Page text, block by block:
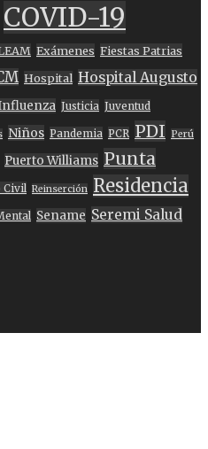
COVID-19
Exámenes Fiestas Patrias
Hospital Hospital Augusto
Justicia Juventud
Niños Pandemia PCR PDI Perú
Puerto Williams Punta
Civil Reinserción Residencia
Sename Seremi Salud